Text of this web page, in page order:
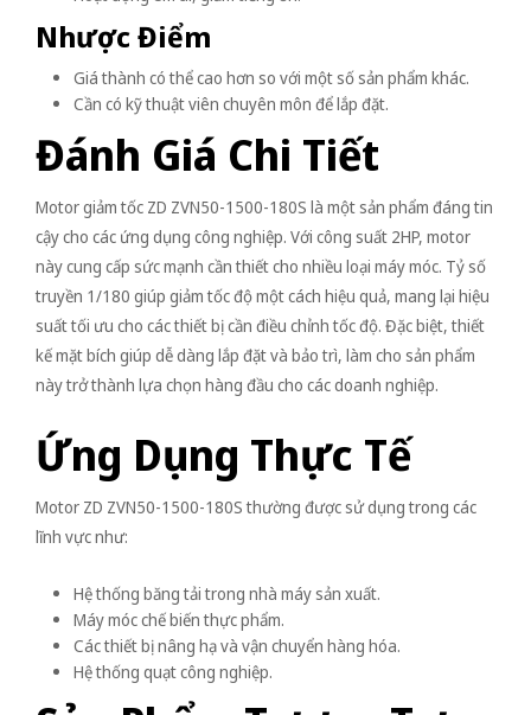
Nhược Điểm
Giá thành có thể cao hơn so với một số sản phẩm khác.
Cần có kỹ thuật viên chuyên môn để lắp đặt.
Đánh Giá Chi Tiết
Motor giảm tốc ZD ZVN50-1500-180S là một sản phẩm đáng tin
cậy cho các ứng dụng công nghiệp. Với công suất 2HP, motor
này cung cấp sức mạnh cần thiết cho nhiều loại máy móc. Tỷ số
truyền 1/180 giúp giảm tốc độ một cách hiệu quả, mang lại hiệu
suất tối ưu cho các thiết bị cần điều chỉnh tốc độ. Đặc biệt, thiết
kế mặt bích giúp dễ dàng lắp đặt và bảo trì, làm cho sản phẩm
này trở thành lựa chọn hàng đầu cho các doanh nghiệp.
Ứng Dụng Thực Tế
Motor ZD ZVN50-1500-180S thường được sử dụng trong các
lĩnh vực như:
Hệ thống băng tải trong nhà máy sản xuất.
Máy móc chế biến thực phẩm.
Các thiết bị nâng hạ và vận chuyển hàng hóa.
Hệ thống quạt công nghiệp.